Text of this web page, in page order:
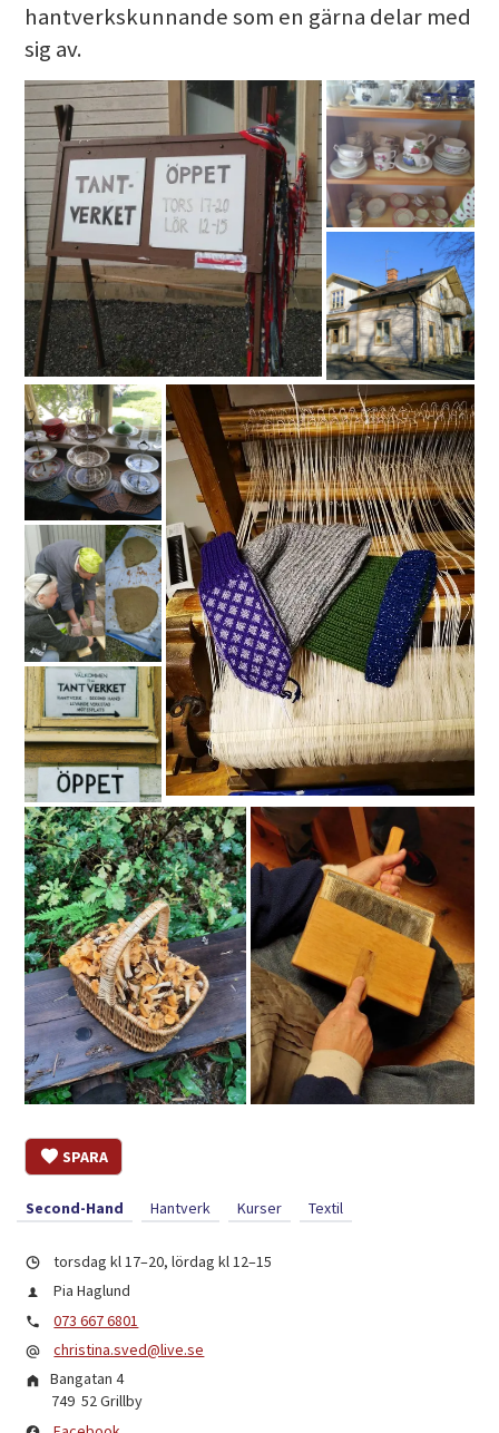
hantverkskunnande som en gärna delar med
sig av.
SPARA
Second-Hand Hantverk Kurser Textil
torsdag kl 17–20, lördag kl 12–15
Pia Haglund
073 667 6801
christina.sved@live.se
Bangatan 4
749 52Grillby